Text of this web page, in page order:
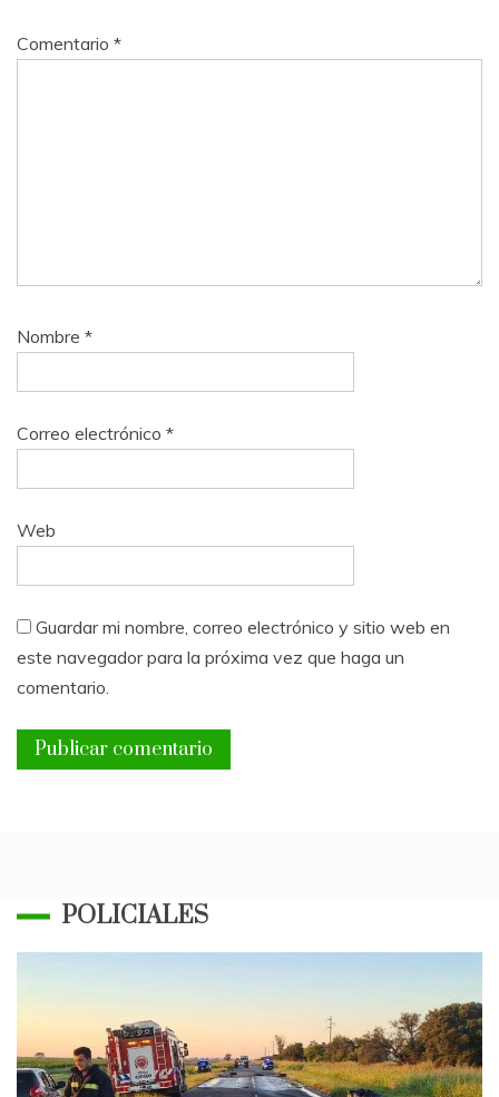
Comentario *
Nombre *
Correo electrónico *
Web
Guardar mi nombre, correo electrónico y sitio web en
este navegador para la próxima vez que haga un
comentario.
POLICIALES